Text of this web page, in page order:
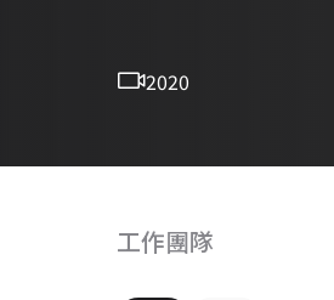
2020
工作團隊